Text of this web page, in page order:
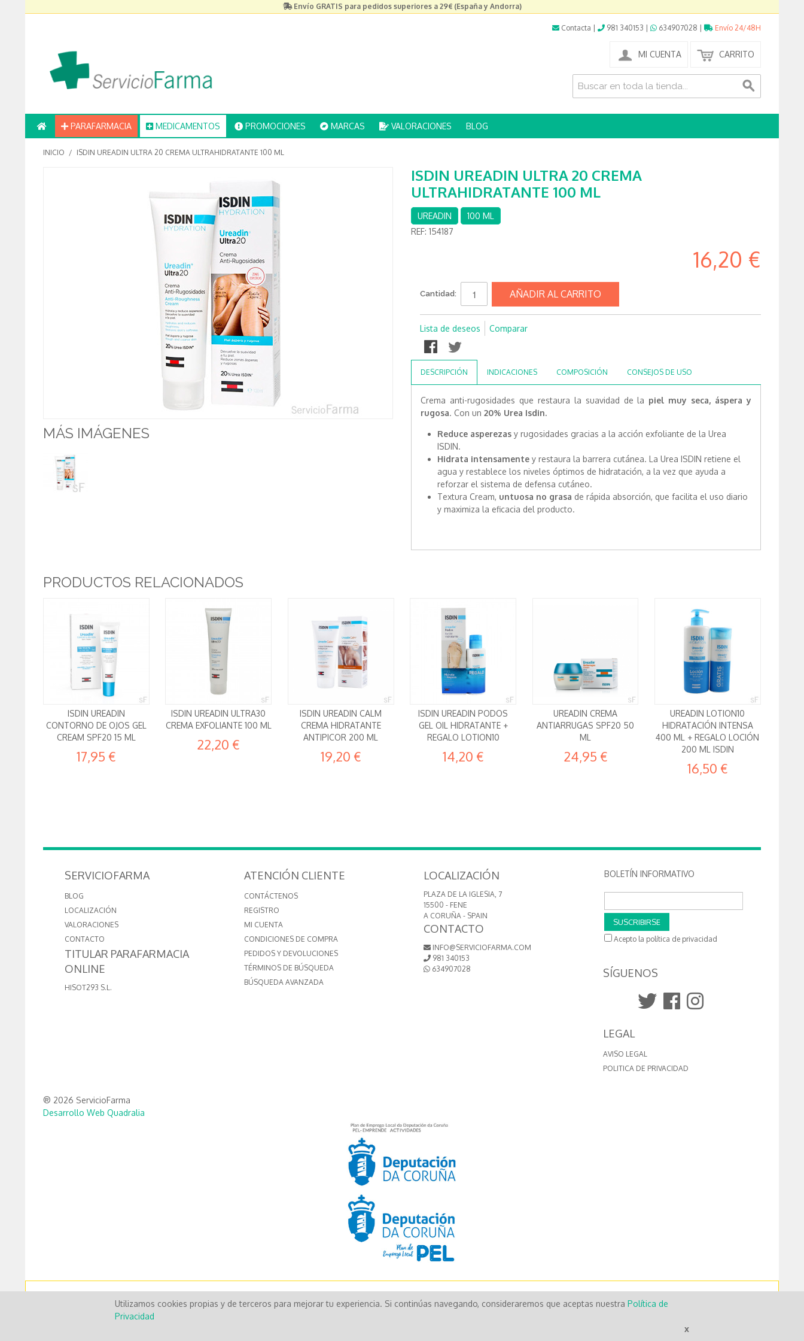
Envío GRATIS para pedidos superiores a 29€ (España y Andorra)
Contacta 981 340153 634907028 Envío 24/48H
MI CUENTA CARRITO
PARAFARMACIA MEDICAMENTOS PROMOCIONES MARCAS VALORACIONES BLOG
INICIO / ISDIN UREADIN ULTRA 20 CREMA ULTRAHIDRATANTE 100 ML
MÁS IMÁGENES
ISDIN UREADIN ULTRA 20 CREMA
ULTRAHIDRATANTE 100 ML
UREADIN
100 ML
REF: 154187
16,20 €
Cantidad: AÑADIR AL CARRITO
Lista de deseos Comparar
DESCRIPCIÓN INDICACIONES COMPOSICIÓN CONSEJOS DE USO
Crema anti-rugosidades que restaura la suavidad de la piel muy seca, áspera y
rugosa. Con un 20% Urea Isdin.
Reduce asperezas y rugosidades gracias a la acción exfoliante de la Urea
ISDIN.
Hidrata intensamente y restaura la barrera cutánea. La Urea ISDIN retiene el
agua y restablece los niveles óptimos de hidratación, a la vez que ayuda a
reforzar el sistema de defensa cutáneo.
Textura Cream, untuosa no grasa de rápida absorción, que facilita el uso diario
y maximiza la eficacia del producto.
PRODUCTOS RELACIONADOS
ISDIN UREADIN
CONTORNO DE OJOS GEL
CREAM SPF20 15 ML
17,95 €
ISDIN UREADIN ULTRA30
CREMA EXFOLIANTE 100 ML
22,20 €
ISDIN UREADIN CALM
CREMA HIDRATANTE
ANTIPICOR 200 ML
19,20 €
ISDIN UREADIN PODOS
GEL OIL HIDRATANTE +
REGALO LOTION10
14,20 €
UREADIN CREMA
ANTIARRUGAS SPF20 50
ML
24,95 €
UREADIN LOTION10
HIDRATACIÓN INTENSA
400 ML + REGALO LOCIÓN
200 ML ISDIN
16,50 €
SERVICIOFARMA
BLOG
LOCALIZACIÓN
VALORACIONES
CONTACTO
TITULAR PARAFARMACIA
ONLINE
HISOT293 S.L.
ATENCIÓN CLIENTE
CONTÁCTENOS
REGISTRO
MI CUENTA
CONDICIONES DE COMPRA
PEDIDOS Y DEVOLUCIONES
TÉRMINOS DE BÚSQUEDA
BÚSQUEDA AVANZADA
LOCALIZACIÓN
PLAZA DE LA IGLESIA, 7
15500 - FENE
A CORUÑA - SPAIN
CONTACTO
INFO@SERVICIOFARMA.COM
981 340153
634907028
BOLETÍN INFORMATIVO
SUSCRIBIRSE
Acepto la política de privacidad
SÍGUENOS
LEGAL
AVISO LEGAL
POLITICA DE PRIVACIDAD
® 2026 ServicioFarma
Desarrollo Web Quadralia
Utilizamos cookies propias y de terceros para mejorar tu experiencia. Si continúas navegando, consideraremos que aceptas nuestra Política de
Privacidad
x